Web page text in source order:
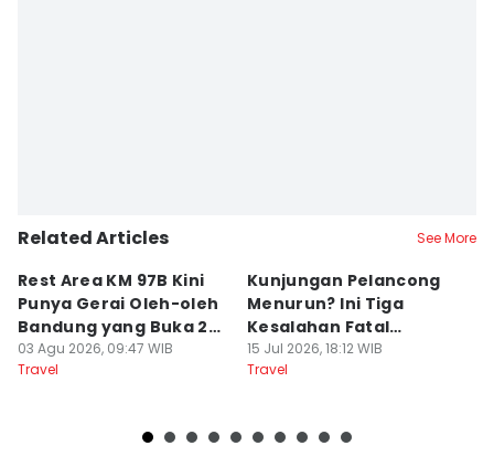
Related Articles See More
Rest Area KM 97B Kini
Punya Gerai Oleh-oleh
Bandung yang Buka 24
Jam
03 Agu 2026, 09:47 WIB
Travel
Kunjungan Pelancong
Menurun? Ini Tiga
Kesalahan Fatal
Pengelola Wisata
15 Jul 2026, 18:12 WIB
Travel